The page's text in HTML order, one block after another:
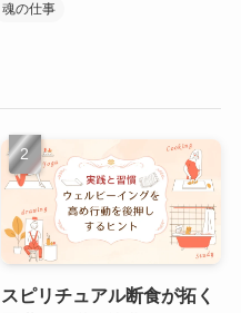
魂の仕事
スピリチュアル断食が拓く